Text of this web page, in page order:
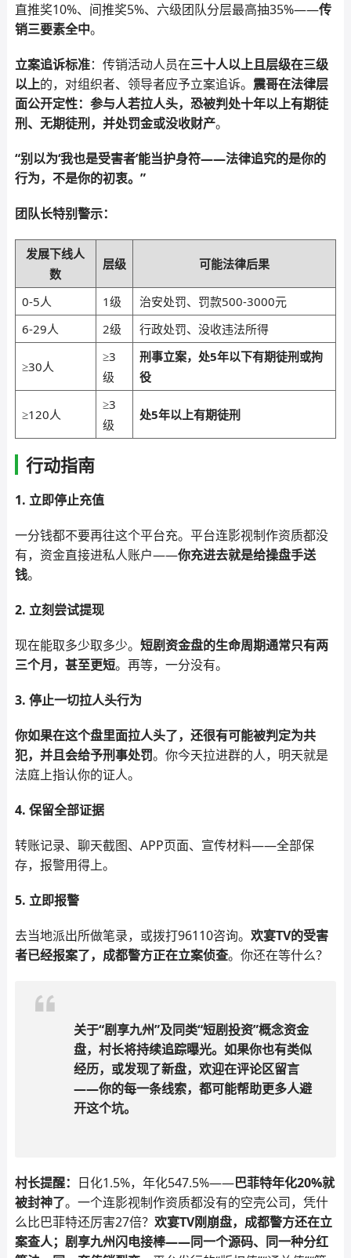
直推奖10%、间推奖5%、六级团队分层最高抽35%——传
销三要素全中。
立案追诉标准：传销活动人员在三十人以上且层级在三级
以上的，对组织者、领导者应予立案追诉。 震哥在法律层
面公开定性：参与人若拉人头，恐被判处十年以上有期徒
刑、无期徒刑，并处罚金或没收财产。
“别以为‘我也是受害者’能当护身符——法律追究的是你的
行为，不是你的初衷。”
团队长特别警示：
发展下线人
数
层级 可能法律后果
0-5人 1级
治安处罚、罚款500-3000元
6-29人
2级 行政处罚、没收违法所得
≥30人
≥3
级
刑事立案，处5年以下有期徒刑或拘
役
≥120人
≥3
级
处5年以上有期徒刑
行动指南
1. 立即停止充值
一分钱都不要再往这个平台充。平台连影视制作资质都没
有，资金直接进私人账户——你充进去就是给操盘手送
钱。
2. 立刻尝试提现
现在能取多少取多少。 短剧资金盘的生命周期通常只有两
三个月，甚至更短。再等，一分没有。
3. 停止一切拉人头行为
你如果在这个盘里面拉人头了，还很有可能被判定为共
犯，并且会给予刑事处罚。你今天拉进群的人，明天就是
法庭上指认你的证人。
4. 保留全部证据
转账记录、聊天截图、APP页面、宣传材料——全部保
存，报警用得上。
5. 立即报警
去当地派出所做笔录，或拨打96110咨询。 欢宴TV的受害
者已经报案了，成都警方正在立案侦查。你还在等什么？
关于“剧享九州”及同类“短剧投资”概念资金
盘，村长将持续追踪曝光。如果你也有类似
经历，或发现了新盘，欢迎在评论区留言
——你的每一条线索，都可能帮助更多人避
开这个坑。
村长提醒： 日化1.5%，年化547.5%——巴菲特年化20%就
被封神了。一个连影视制作资质都没有的空壳公司，凭什
么比巴菲特还厉害27倍？ 欢宴TV刚崩盘，成都警方还在立
案查人；剧享九州闪电接棒——同一个源码、同一种分红